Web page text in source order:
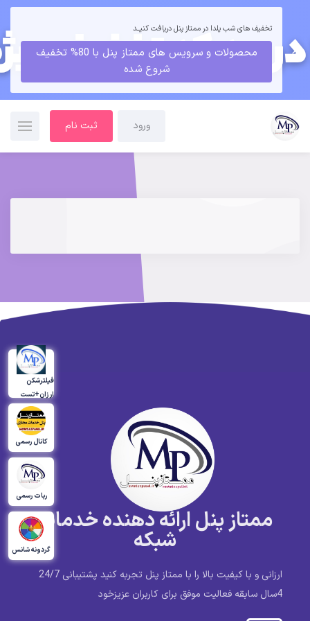
تخفیف های شب یلدا در ممتاز پنل دریافت کنیــد
محصولات و سرویس های ممتاز پنل با 80% تخفیف
شروع شده
ورود ثبت نام
ممتاز پنل ارائه دهنده خدمات
شبکه
ارزانی و با کیفیت بالا را با ممتاز پنل تجربه کنید پشتیبانی 24/7
4سال سابقه فعالیت موفق برای کاربران عزیزخود
فیلترشکن
ارزان+تست
کانال رسمی
ربات رسمی
گردونه شانس